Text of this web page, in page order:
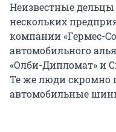
Неизвестные
нескольких
компании «Гермес-
автомобильного
«Олби-Дипломат» и
Те же люди скромно
автомобильные